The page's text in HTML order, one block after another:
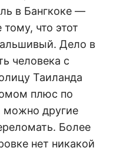
в Бангкоке —
что этот
Дело в
человека с
Таиланда
плюс по
другие
Более
нет никакой